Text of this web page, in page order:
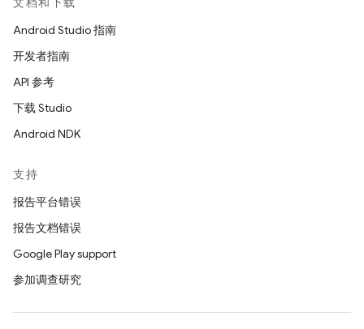
Android Studio 指南
开发者指南
API 参考
下载 Studio
Android NDK
支持
报告平台错误
报告文档错误
Google Play support
参加调查研究